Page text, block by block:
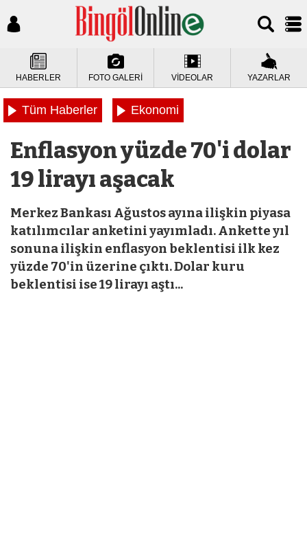
HABERLER FOTO GALERİ VİDEOLAR YAZARLAR
Tüm Haberler Ekonomi
Enflasyon yüzde 70'i dolar
19 lirayı aşacak
Merkez Bankası Ağustos ayına ilişkin piyasa
katılımcılar anketini yayımladı. Ankette yıl
sonuna ilişkin enflasyon beklentisi ilk kez
yüzde 70'in üzerine çıktı. Dolar kuru
beklentisi ise 19 lirayı aştı...